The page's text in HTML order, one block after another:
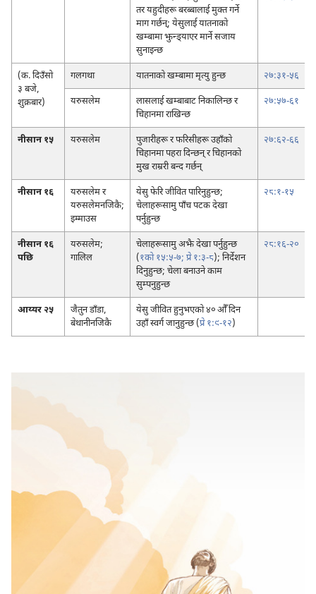
तर यहुदीहरू बरब्बालाई मुक्‍त गर्ने
माग गर्छन्‌; येसुलाई यातनाको
खम्बामा झुन्ड्‌याएर मार्ने सजाय
सुनाइन्छ
(क. दिउँसो
३ बजे,
शुक्रबार)
गलगथा यातनाको खम्बामा मृत्यु हुन्छ २७:३१-५६
यरुसलेम
लासलाई खम्बाबाट निकालिन्छ र
चिहानमा राखिन्छ
२७:५७-६१
नीसान १५ यरुसलेम
पुजारीहरू र फरिसीहरू उहाँको
चिहानमा पहरा दिन्छन्‌ र चिहानको
मुख राम्ररी बन्द गर्छन्‌
२७:६२-६६
नीसान १६
यरुसलेम र
यरुसलेमनजिकै;
इम्माउस
येसु फेरि जीवित पारिनुहुन्छ;
चेलाहरूसामु पाँच पटक देखा
पर्नुहुन्छ
२८:१-१५
नीसान १६
पछि
यरुसलेम;
गालिल
चेलाहरूसामु अझै देखा पर्नुहुन्छ
(१को १५:५-७; प्रे १:३-८); निर्देशन
दिनुहुन्छ; चेला बनाउने काम
सुम्पनुहुन्छ
२८:१६-२०
आय्यर २५
जैतुन डाँडा,
बेथानीनजिकै
येसु जीवित हुनुभएको ४० औँ दिन
उहाँ स्वर्ग जानुहुन्छ (प्रे १:९-१२)